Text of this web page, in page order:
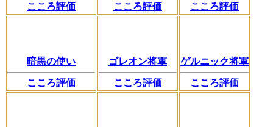
こころ評価 こころ評価 こころ評価
暗黒の使い
こころ評価
ゴレオン将軍
こころ評価
ゲルニック将軍
こころ評価